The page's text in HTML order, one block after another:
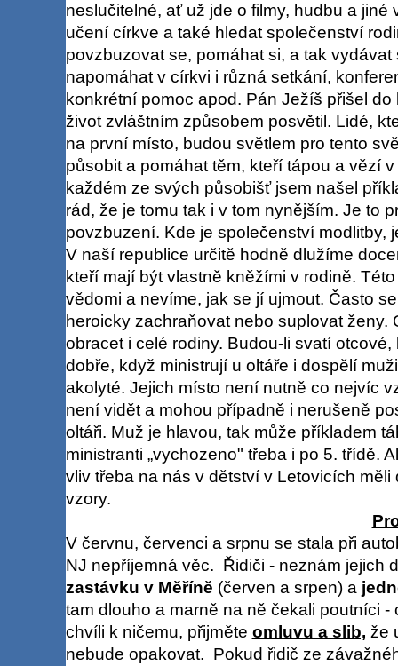
neslučitelné, ať už jde o filmy, hudbu a jiné
učení církve a také hledat společenství
povzbuzovat se, pomáhat si, a tak
napomáhat v církvi i různá setkání,
konkrétní pomoc apod. Pán Ježíš přišel
život zvláštním způsobem posvětil. Lidé,
na první místo, budou světlem pro tento
působit a pomáhat těm, kteří tápou a vězí
každém ze svých působišť jsem našel
rád, že je tomu tak i v tom nynějším. Je to
povzbuzení. Kde je společenství modlitby,
V naší republice určitě hodně dlužíme
kteří mají být vlastně kněžími v rodině.
vědomi a nevíme, jak se jí ujmout. Často
heroicky zachraňovat nebo suplovat ženy.
obracet i celé rodiny. Budou-li svatí
dobře, když ministrují u oltáře i dospělí
akolyté. Jejich místo není nutně co nejvíc
není vidět a mohou případně i nerušeně
oltáři. Muž je hlavou, tak může příkladem
ministranti „vychozeno" třeba i po 5. třídě.
vliv třeba na nás v dětství v Letovicích měli
vzory.
V červnu, červenci a srpnu se stala při
NJ nepříjemná věc. Řidiči - neznám jejich
zastávku v Měříně (červen a srpen) a
tam dlouho a marně na ně čekali poutníci
chvíli k ničemu, přijměte omluvu a slib, že
nebude opakovat. Pokud řidič ze